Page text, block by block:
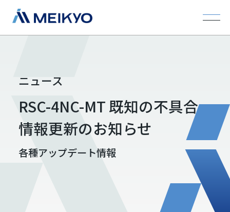
ニュース
RSC-4NC-MT 既知の不具合
情報更新のお知らせ
各種アップデート情報